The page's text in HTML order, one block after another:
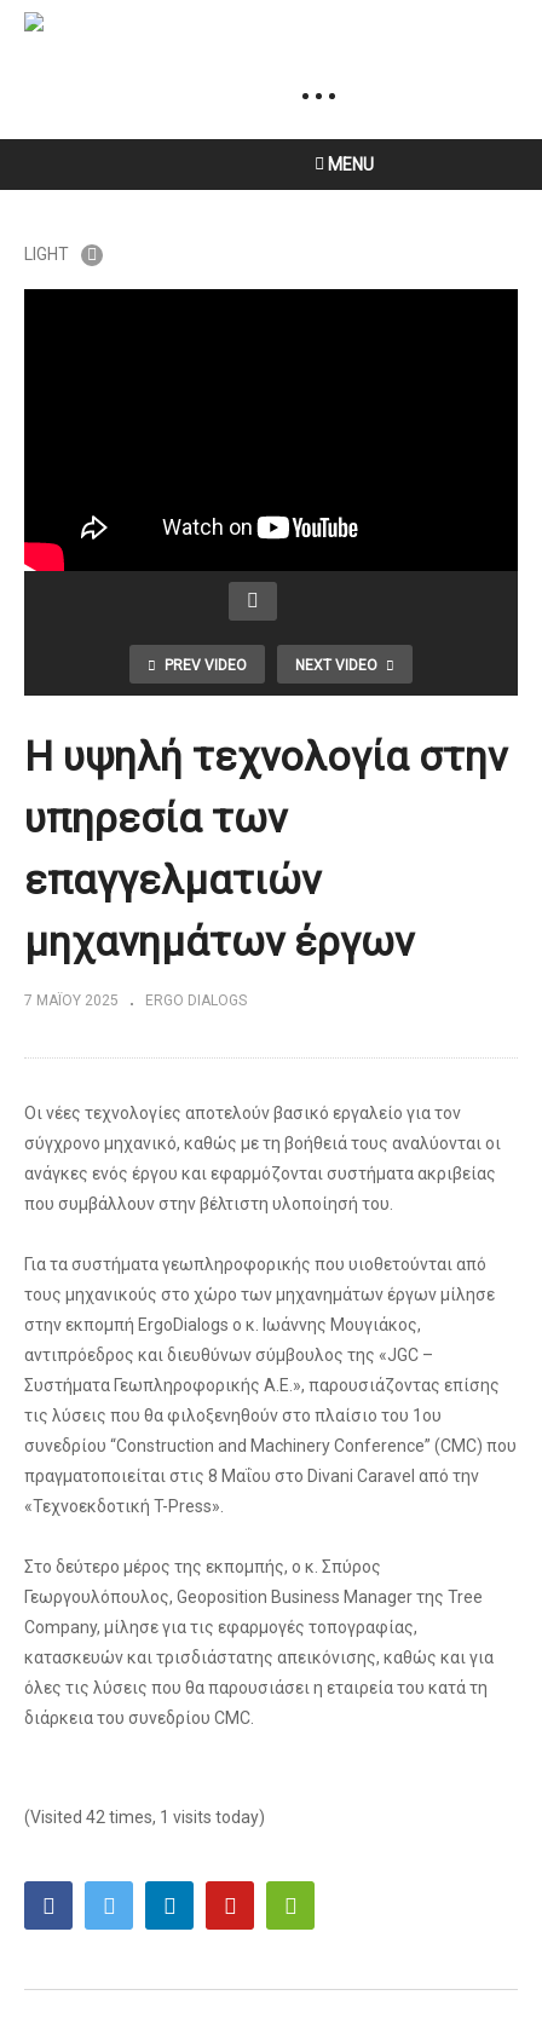
MENU
LIGHT
PREV VIDEO NEXT VIDEO
Η υψηλή τεχνολογία στην
υπηρεσία των
επαγγελματιών
μηχανημάτων έργων
7 ΜΑΪ́ΟΥ 2025 ERGO DIALOGS
Οι νέες τεχνολογίες αποτελούν βασικό εργαλείο για τον
σύγχρονο μηχανικό, καθώς με τη βοήθειά τους αναλύονται οι
ανάγκες ενός έργου και εφαρμόζονται συστήματα ακριβείας
που συμβάλλουν στην βέλτιστη υλοποίησή του.
Για τα συστήματα γεωπληροφορικής που υιοθετούνται από
τους μηχανικούς στο χώρο των μηχανημάτων έργων μίλησε
στην εκπομπή ErgoDialogs ο κ. Ιωάννης Μουγιάκος,
αντιπρόεδρος και διευθύνων σύμβουλος της «JGC –
Συστήματα Γεωπληροφορικής Α.Ε.», παρουσιάζοντας επίσης
τις λύσεις που θα φιλοξενηθούν στο πλαίσιο του 1ου
συνεδρίου “Construction and Machinery Conference” (CMC) που
πραγματοποιείται στις 8 Μαΐου στο Divani Caravel από την
«Τεχνοεκδοτική T-Press».
Στο δεύτερο μέρος της εκπομπής, ο κ. Σπύρος
Γεωργουλόπουλος, Geoposition Business Manager της Tree
Company, μίλησε για τις εφαρμογές τοπογραφίας,
κατασκευών και τρισδιάστατης απεικόνισης, καθώς και για
όλες τις λύσεις που θα παρουσιάσει η εταιρεία του κατά τη
διάρκεια του συνεδρίου CMC.
(Visited 42 times, 1 visits today)